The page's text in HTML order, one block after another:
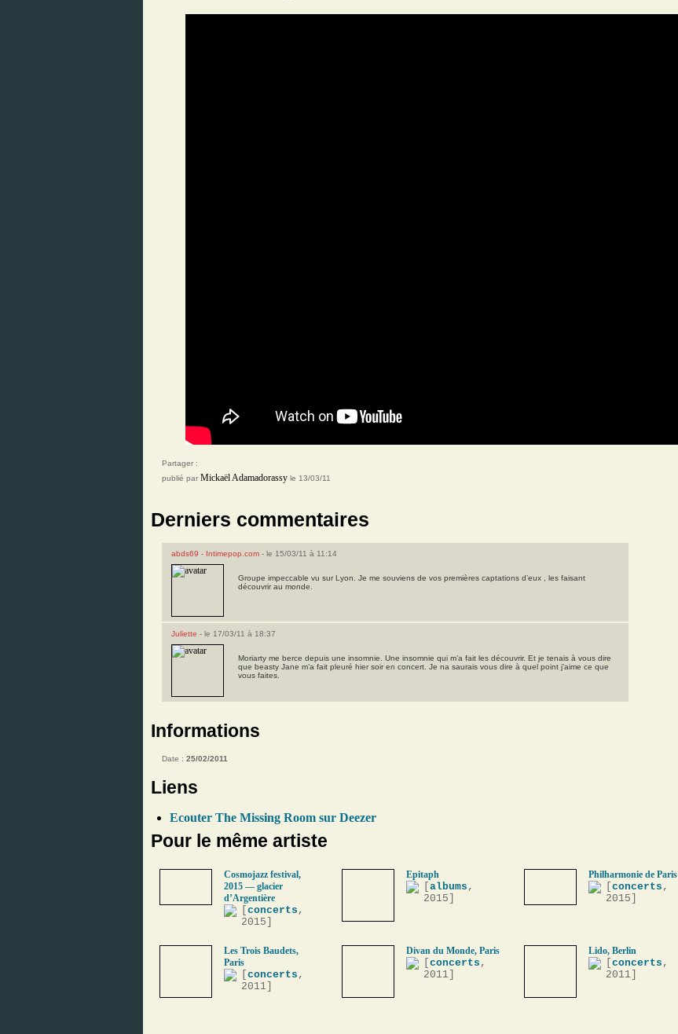
Partager :
publié par Mickaël Adamadorassy le 13/03/11
Derniers commentaires
abds69 - Intimepop.com - le 15/03/11 à 11:14
Groupe impeccable vu sur Lyon. Je me souviens de vos premières captations d’eux , les faisant
découvrir au monde.
Juliette - le 17/03/11 à 18:37
Moriarty me berce depuis une insomnie. Une insomnie qui m’a fait les découvrir. Et je tenais à vous dire
que beasty Jane m’a fait pleuré hier soir en concert. Je na saurais vous dire à quel point j’aime ce que
vous faites.
Informations
Date : 25/02/2011
Liens
Ecouter The Missing Room sur Deezer
Pour le même artiste
Cosmojazz festival,
2015 — glacier
d’Argentière
concerts ,
2015]
Epitaph
albums ,
2015]
Philharmonie de Paris
concerts ,
2015]
Les Trois Baudets,
Paris
concerts ,
2011]
Divan du Monde, Paris
concerts ,
2011]
Lido, Berlin
concerts ,
2011]